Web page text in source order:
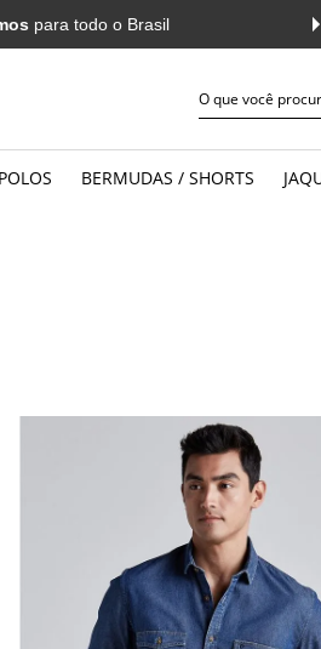
para todo o Brasil
POLOS BERMUDAS / SHORTS